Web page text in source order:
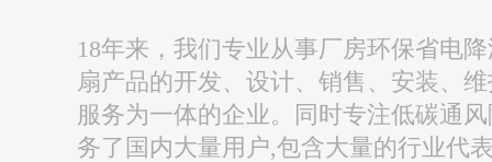
18年来，我们专业从事厂房环保省电
扇产品的开发、设计、销售、安装、
服务为一体的企业。同时专注低碳通
务了国内大量用户,包含大量的行业代